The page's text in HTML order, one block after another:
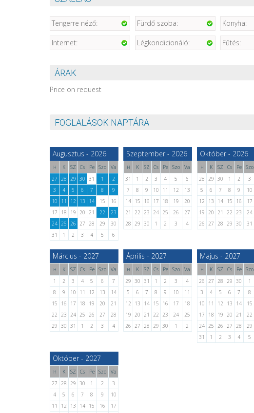
Tengerre néző: Fürdő szoba: Konyha:
Internet: Légkondicionáló: Fűtés:
ÁRAK
Price on request
FOGLALÁSOK NAPTÁRA
Augusztus - 2026
H K SZ Cs Pe Szo
Va
27 28 29 30 31 1
2
3
4 5 6 7 8
9
10
11 12 13 14 15
16
17
18 19 20 21 22
23
24 25 26 27 28 29
30
31
1 2 3 4 5 6
Szeptember - 2026
H K SZ Cs Pe Szo
Va
31
1 2 3 4 5
6
7
8 9 10 11 12
13
14 15 16 17 18 19
20
21
22 23 24 25 26
27
28 29 30 1 2 3 4
Október - 2026
H K SZ Cs Pe Szo
28 29 30 1 2 3
5
6 7 8 9 10
12
13 14 15 16 17
19 20 21 22 23 24
26 27 28 29 30 31
Március - 2027
H K SZ Cs Pe Szo
Va
1
2 3 4 5 6
7
8
9 10 11 12 13
14
15
16 17 18 19 20
21
22 23 24 25 26 27
28
29 30 31 1 2 3 4
Április - 2027
H K SZ Cs Pe Szo
Va
29 30 31 1 2 3
4
5
6 7 8 9 10
11
12
13 14 15 16 17
18
19 20 21 22 23 24
25
26 27 28 29 30 1 2
Majus - 2027
H K SZ Cs Pe Szo
26 27 28 29 30 1
3
4 5 6 7 8
10
11 12 13 14 15
17
18 19 20 21 22
24 25 26 27 28 29
31
1 2 3 4 5
Október - 2027
H K SZ Cs Pe Szo
Va
27 28 29 30 1 2
3
4
5 6 7 8 9
10
11
12 13 14 15 16
17